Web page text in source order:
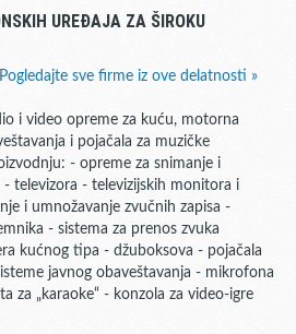
UREĐAJA ZA ŠIROKU
Pogledajte sve firme iz ove delatnosti »
i video opreme za kuću, motorna
i pojačala za muzičke
- opreme za snimanje i
- televizora - televizijskih monitora i
i umnožavanje zvučnih zapisa -
- sistema za prenos zvuka
kućnog tipa - džuboksova - pojačala
javnog obaveštavanja - mikrofona
za „karaoke“ - konzola za video-igre